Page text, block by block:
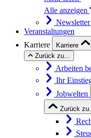
Alle anzeigen
Veranstaltungen
Karriere
Karriere
Zurück zu...
Arbeiten
Ihr
Jobwelten
Zurück